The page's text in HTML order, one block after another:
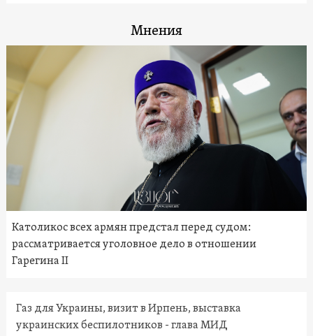
Мнения
Католикос всех армян предстал перед судом:
рассматривается уголовное дело в отношении
Гарегина II
Газ для Украины, визит в Ирпень, выставка
украинских беспилотников - глава МИД